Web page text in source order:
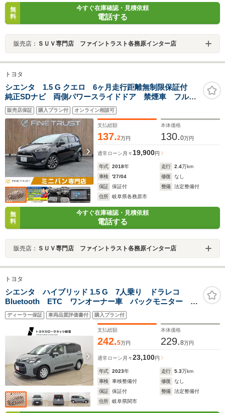
無
料
今すぐ在庫確認・見積依頼
電話する
販売店： ＳＵＶ専門店 ファイントラスト各務原インター店
トヨタ
シエンタ 1.5 G クエロ 6ヶ月走行距離無制限保証付
純正SDナビ 両側パワースライドドア 禁煙車 フルセ
グTV バックカメラ ETC 衝突軽減ブレーキ
Bluetooth対応 LEDヘッドライト 純正16インチアルミ
ホイール オートハイビーム
販売店保証 購入プラン付 オンライン相談可
支払総額
137.2万円
本体価格
130.0万円
通常ローン 月々19,900円
年式 2018年 走行 2.4万km
車検
'27/04 修復
なし
保証
保証付 整備
法定整備付
住所
岐阜県各務原市
無
料
今すぐ在庫確認・見積依頼
電話する
販売店： ＳＵＶ専門店 ファイントラスト各務原インター店
トヨタ
シエンタ ハイブリッド 1.5 G 7人乗り ドラレコ
Bluetooth ETC ワンオーナー車 バックモニター 両
側電動スライドドア ナビ LEDヘッドライト トヨタ
セーフティーセンンス スマートキー
ディーラー保証 車両品質評価書付 購入プラン付
支払総額
242.5万円
本体価格
229.8万円
通常ローン 月々23,100円
年式 2023年 走行 5.3万km
車検
車検整備付 修復
なし
保証
保証付 整備
法定整備付
住所
岐阜県関市